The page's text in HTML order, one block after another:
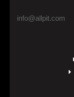
info@allpit.com